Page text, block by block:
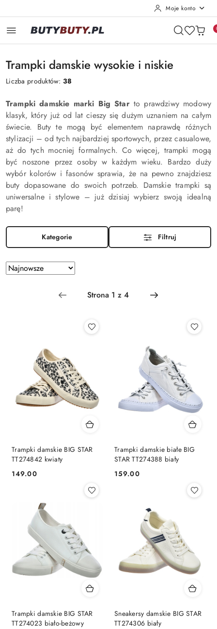
Moje konto
Trampki damskie wysokie i niskie
Liczba produktów:38
Trampki damskie marki Big Starto prawdziwy modowy
klasyk, który już od lat cieszy się dużym uznaniem na całym
świecie. Buty te mogą być elementem naprawdę różnych
stylizacji – od tych najbardziej sportowych, przez casualowe,
aż do tych mocniej formalnych. Co więcej, trampki mogą
być noszone przez osoby w każdym wieku. Bardzo duży
wybór kolorów i fasonów sprawia, że na pewno znajdziesz
buty dopasowane do swoich potrzeb. Damskie trampki są
uniwersalne i stylowe – już dzisiaj wybierz swoją idealną
parę!
Kategorie Filtruj
Zastosowano
sortowanie:
Sortuj
według
Trampki damskie BIG STAR
TT274842 kwiaty
Cena:
149.00
Trampki damskie białe BIG
STAR TT274388 biały
Cena:
159.00
Trampki damskie BIG STAR
TT274023 biało-beżowy
Sneakersy damskie BIG STAR
TT274306 biały